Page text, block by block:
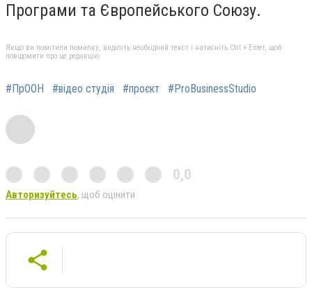
Програми та Європейського Cоюзу.
Якщо ви помітили помилку, виділіть необхідний текст і натисніть Ctrl + Enter, щоб
повідомити про це редакцію
#ПрООН #відео студія #проєкт #ProBusinessStudio
0,0
Авторизуйтесь, щоб оцінити